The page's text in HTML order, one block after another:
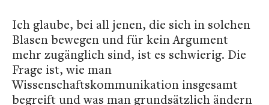
Ich glaube, bei all jenen, die sich in solchen
Blasen bewegen und für kein Argument
mehr zugänglich sind, ist es schwierig. Die
Frage ist, wie man
Wissenschaftskommunikation insgesamt
begreift und was man grundsätzlich ändern